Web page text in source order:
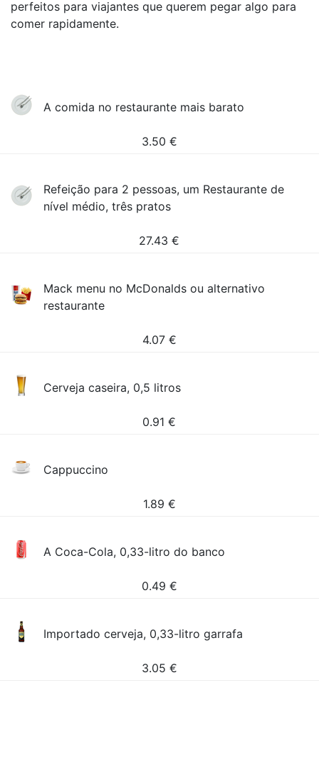
perfeitos para viajantes que querem pegar algo para
comer rapidamente.
A comida no restaurante mais barato
3.50 €
Refeição para 2 pessoas, um Restaurante de
nível médio, três pratos
27.43 €
Mack menu no McDonalds ou alternativo
restaurante
4.07 €
Cerveja caseira, 0,5 litros
0.91 €
Cappuccino
1.89 €
A Coca-Cola, 0,33-litro do banco
0.49 €
Importado cerveja, 0,33-litro garrafa
3.05 €